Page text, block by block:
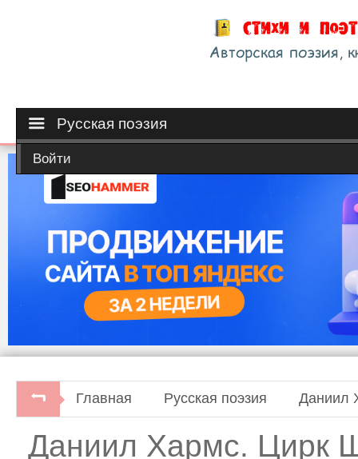
Русская поэзия
Войти
Главная Русская поэзия Даниил
Даниил Хармс. Цирк